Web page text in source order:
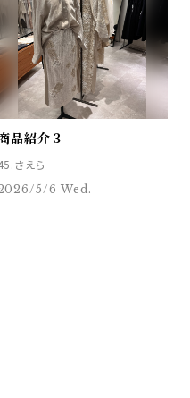
品紹介３
さえら
5/6 Wed.